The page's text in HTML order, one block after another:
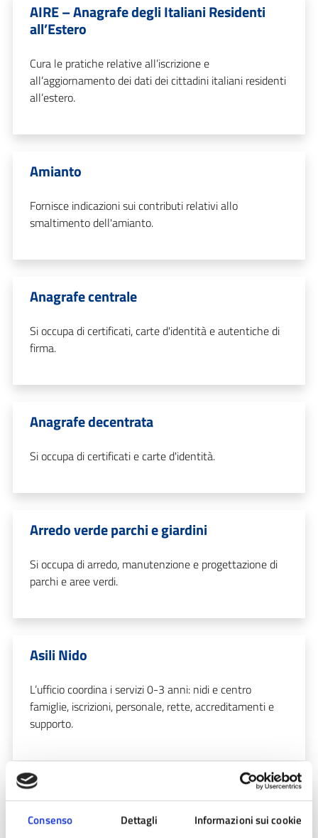
Consenso Dettagli Informazioni sui cookie
AIRE – Anagrafe degli Italiani Residenti
all’Estero
Cura le pratiche relative all’iscrizione e
all’aggiornamento dei dati dei cittadini italiani residenti
all’estero.
Amianto
Fornisce indicazioni sui contributi relativi allo
smaltimento dell'amianto.
Anagrafe centrale
Si occupa di certificati, carte d'identità e autentiche di
firma.
Anagrafe decentrata
Si occupa di certificati e carte d'identità.
Arredo verde parchi e giardini
Si occupa di arredo, manutenzione e progettazione di
parchi e aree verdi.
Asili Nido
L’ufficio coordina i servizi 0-3 anni: nidi e centro
famiglie, iscrizioni, personale, rette, accreditamenti e
supporto.
Assicurazioni
L'ufficio cura la gestione assicurativa di beni, attività e